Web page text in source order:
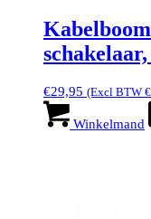
€29,95 (Excl BTW €
Winkelmand